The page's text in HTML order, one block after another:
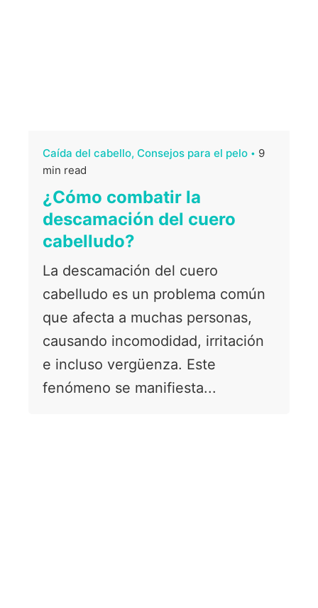
Caída del cabello Consejos para el pelo
9
min read
¿Cómo combatir la
descamación del cuero
cabelludo?
La descamación del cuero
cabelludo es un problema común
que afecta a muchas personas,
causando incomodidad, irritación
e incluso vergüenza. Este
fenómeno se manifiesta...